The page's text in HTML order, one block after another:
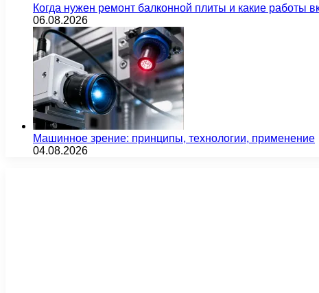
Когда нужен ремонт балконной плиты и какие работы
06.08.2026
Машинное зрение: принципы, технологии, применение
04.08.2026